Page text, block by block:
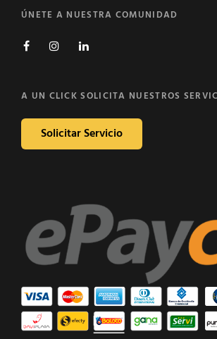
ÚNETE A NUESTRA COMUNIDAD
FacebookInstagramLinkedin
A UN CLICK SOLICITA NUESTROS
Solicitar Servicio